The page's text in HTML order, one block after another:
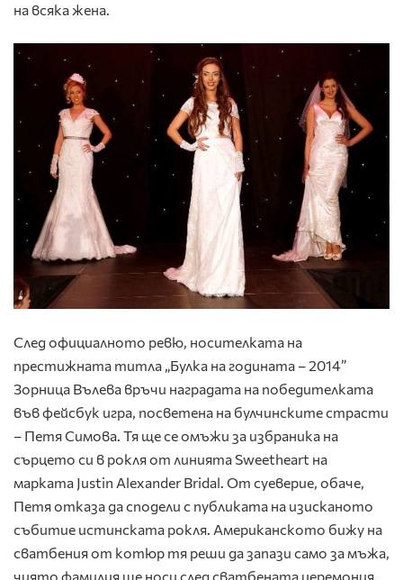
на всяка жена.
След официалното ревю, носителката на
престижната титла „Булка на годината – 2014”
Зорница Вълева връчи наградата на победителката
във фейсбук игра, посветена на булчинските страсти
– Петя Симова. Тя ще се омъжи за избраника на
сърцето си в рокля от линията Sweetheart на
марката Justin Alexander Bridal. От суеверие, обаче,
Петя отказа да сподели с публиката на изисканото
събитие истинската рокля. Американското бижу на
сватбения от котюр тя реши да запази само за мъжа,
чиято фамилия ще носи след сватбената церемония.